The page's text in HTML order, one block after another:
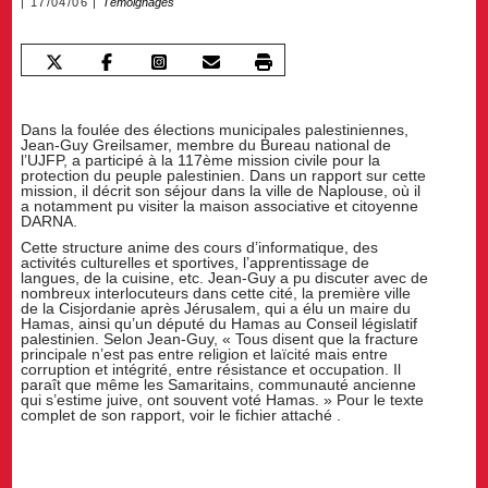
17/04/06 Témoignages
Dans la foulée des élections municipales palestiniennes,
Jean-Guy Greilsamer, membre du Bureau national de
l’UJFP, a participé à la 117ème mission civile pour la
protection du peuple palestinien. Dans un rapport sur cette
mission, il décrit son séjour dans la ville de Naplouse, où il
a notamment pu visiter la maison associative et citoyenne
DARNA.
Cette structure anime des cours d’informatique, des
activités culturelles et sportives, l’apprentissage de
langues, de la cuisine, etc. Jean-Guy a pu discuter avec de
nombreux interlocuteurs dans cette cité, la première ville
de la Cisjordanie après Jérusalem, qui a élu un maire du
Hamas, ainsi qu’un député du Hamas au Conseil législatif
palestinien. Selon Jean-Guy, « Tous disent que la fracture
principale n’est pas entre religion et laïcité mais entre
corruption et intégrité, entre résistance et occupation. Il
paraît que même les Samaritains, communauté ancienne
qui s’estime juive, ont souvent voté Hamas. » Pour le texte
complet de son rapport, voir le fichier attaché .